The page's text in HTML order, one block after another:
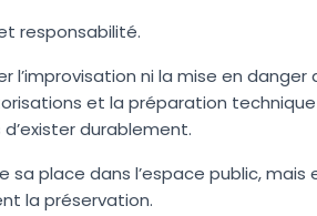
responsabilité.
ni la mise en danger
et la préparation
durablement.
place dans l’espace public, mais
la préservation.